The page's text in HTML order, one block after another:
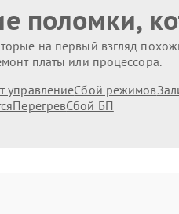
поломки,
на первый взгляд
платы или процессора.
управлениеСбой режимов
ПерегревСбой БП